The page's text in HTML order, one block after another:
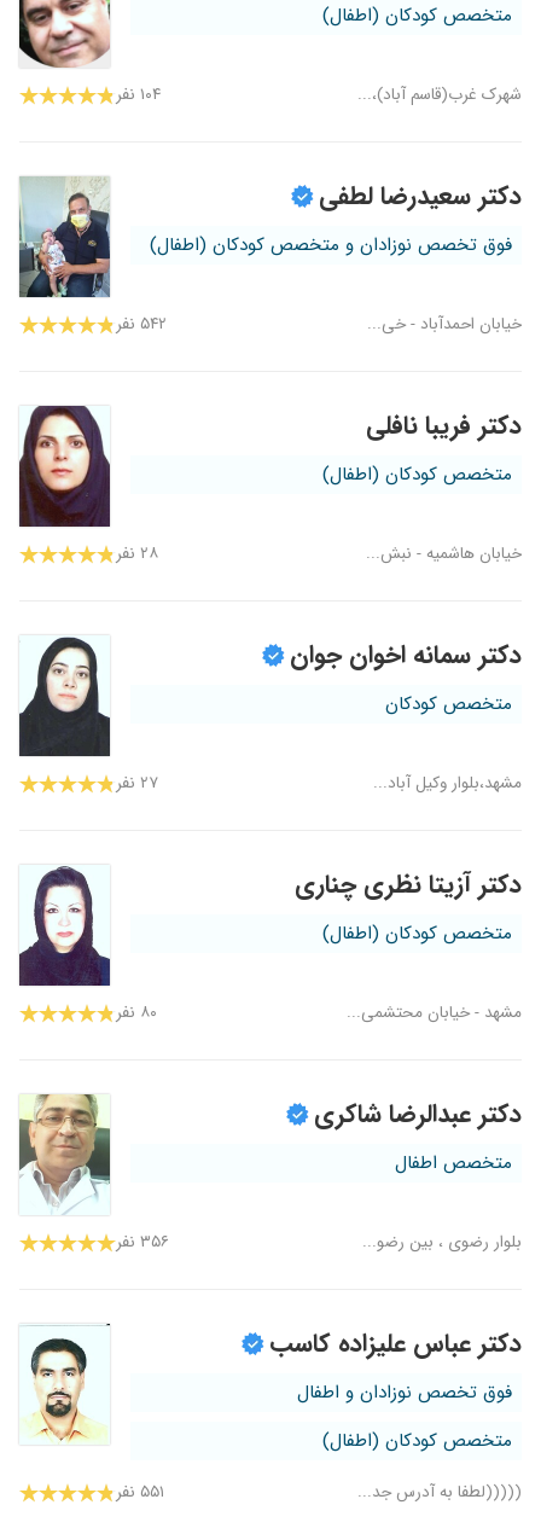
متخصص کودکان (اطفال)
شهرک غرب(قاسم آباد)،... ۱۰۴ نفر
دکتر سعیدرضا لطفی
فوق تخصص نوزادان و متخصص کودکان (اطفال)
خیابان احمدآباد - خی... ۵۴۲ نفر
دکتر فریبا نافلی
متخصص کودکان (اطفال)
خیابان هاشمیه - نبش... ۲۸ نفر
دکتر سمانه اخوان جوان
متخصص کودکان
مشهد،بلوار وکیل آباد... ۲۷ نفر
دکتر آزیتا نظری چناری
متخصص کودکان (اطفال)
مشهد - خیابان محتشمی... ۸۰ نفر
دکتر عبدالرضا شاکری
متخصص اطفال
بلوار رضوی ، بین رضو... ۳۵۶ نفر
دکتر عباس علیزاده کاسب
فوق تخصص نوزادان و اطفال
متخصص کودکان (اطفال)
(((((لطفا به آدرس جد... ۵۵۱ نفر